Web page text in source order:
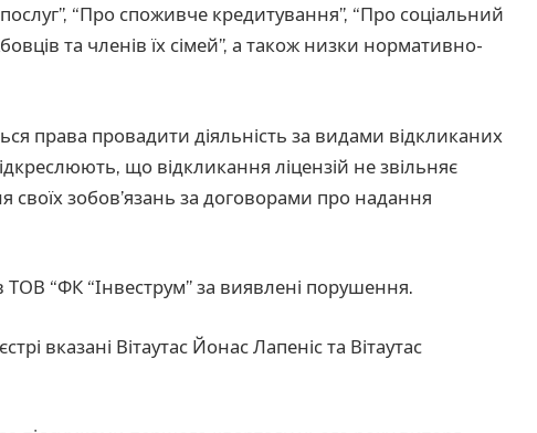
“Про споживче кредитування”, “Про соціальний
та членів їх сімей”, а також низки нормативно-
права провадити діяльність за видами відкликаних
що відкликання ліцензій не звільняє
своїх зобов’язань за договорами про надання
“ФК “Інвеструм” за виявлені порушення.
вказані Вітаутас Йонас Лапеніс та Вітаутас